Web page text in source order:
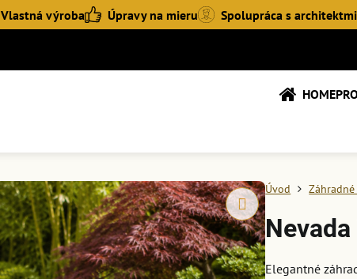
Vlastná výroba Úpravy na mieru Spolupráca s
HOME
Úvod
Nevada
Elegantné